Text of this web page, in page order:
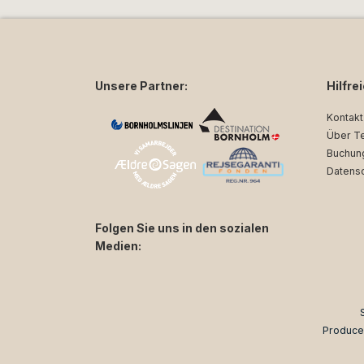
Unsere Partner:
Folgen Sie uns in den sozialen
Medien:
Kontakt
Über